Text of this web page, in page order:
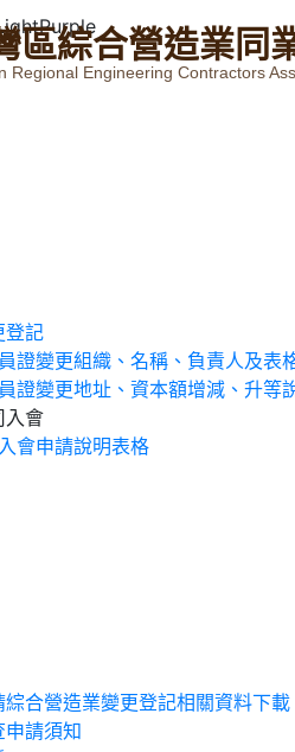
區綜合營造業同
Regional Engineering Contractors
登記
證變更組織、名稱、負責人及表
證變更地址、資本額增減、升等
入會
會申請說明表格
合營造業變更登記相關資料下載
請須知